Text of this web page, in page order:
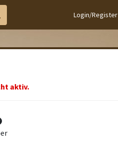
Login/Register
aktiv.